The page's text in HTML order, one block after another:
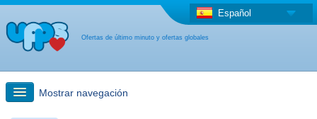
Ofertas de último minuto y ofertas globales
Español
Mostrar navegación